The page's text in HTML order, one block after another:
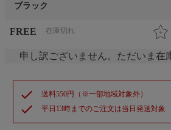
ブラック
FREE 在庫切れ
申し訳ございません。ただいま在
check 送料550円（※一部地域対象外）
check 平日13時までのご注文は当日発送対象